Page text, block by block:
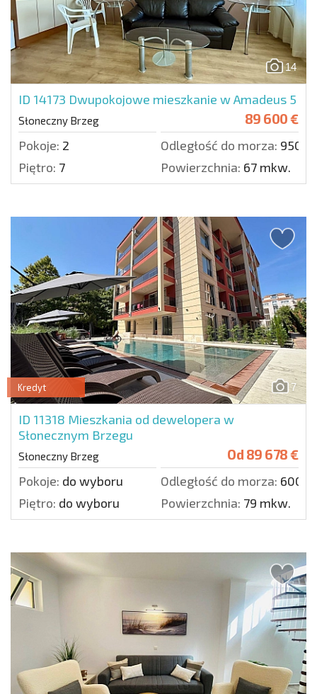
14
ID 14173 Dwupokojowe mieszkanie w Amadeus 5
Słoneczny Brzeg 89 600 €
Pokoje: 2 Odległość do morza: 950
Piętro: 7 Powierzchnia: 67 mkw.
7
Kredyt
ID 11318 Mieszkania od dewelopera w
Słonecznym Brzegu
Słoneczny Brzeg Od 89 678 €
Pokoje: do wyboru Odległość do morza: 600
Piętro: do wyboru Powierzchnia: 79 mkw.